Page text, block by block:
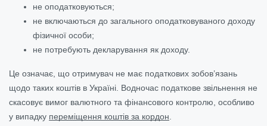
не оподатковуються;
не включаються до загального оподатковуваного доходу
фізичної особи;
не потребують декларування як доходу.
Це означає, що отримувач не має податкових зобов’язань
щодо таких коштів в Україні. Водночас податкове звільнення не
скасовує вимог валютного та фінансового контролю, особливо
у випадку переміщення коштів за кордон